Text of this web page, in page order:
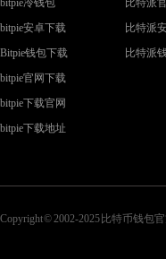
bitpie安卓下载
Bitpie钱包下载
bitpie官网下载
bitpie下载官网
bitpie下载地址
比特派
比特派
Copyright © 2002-2025 比特币钱包